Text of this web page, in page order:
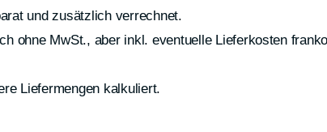
und zusätzlich verrechnet.
ohne MwSt., aber inkl. eventuelle Lieferkosten
Liefermengen kalkuliert.